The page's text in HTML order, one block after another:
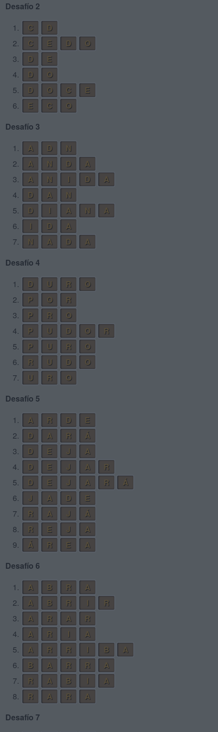
Desafío 2
1.
C
D
2.
C E D
O
3.
D
E
4.
D
O
5.
D O C
E
6.
E C
O
Desafío 3
1.
A D
N
2.
A N D
A
3.
A N D
A
4.
D A
N
5.
D A N
A
6.
D
A
7.
N A D
A
Desafío 4
1.
D U R
O
2.
P O
R
3.
P R
O
4.
P U D O
R
5.
P U R
O
6.
R U D
O
7.
U R
O
Desafío 5
1.
A R D
E
2.
D A R
Á
3.
D E J
A
4.
D E J A
R
5.
D E J A R
Á
6.
J A D
E
7.
R A J
Á
8.
R E J
A
9.
Á R E
A
Desafío 6
1.
A B R
A
2.
A B R
R
3.
A R A
R
4.
A R
A
5.
A R R B
A
6.
B A R R
A
7.
R A B
A
8.
R A R
A
Desafío 7